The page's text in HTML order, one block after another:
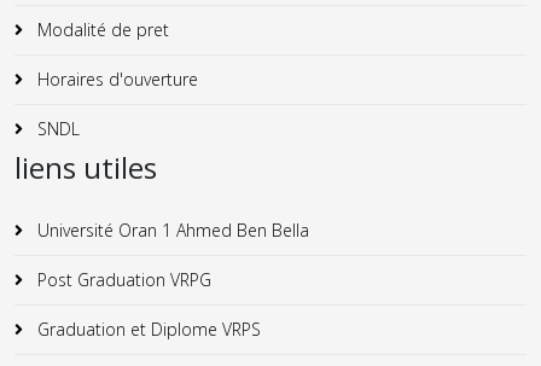
Modalité de pret
Horaires d'ouverture
SNDL
liens utiles
Université Oran 1 Ahmed Ben Bella
Post Graduation VRPG
Graduation et Diplome VRPS